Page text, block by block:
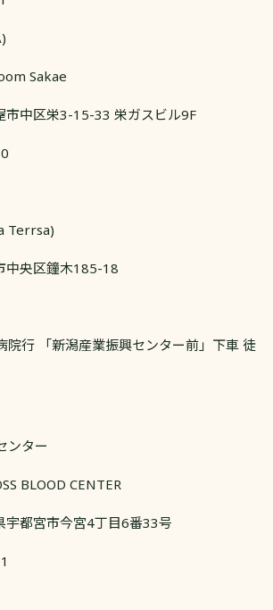
Sakae
市中区栄3-15-33 栄ガスビル9F
Terrsa)
中央区鐘木185-18
院行 「新潟産業振興センター前」下車 徒
ンター
BLOOD CENTER
都宮市今宮4丁目6番33号